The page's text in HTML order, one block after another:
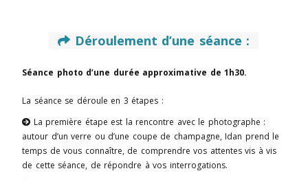
 Déroulement d’une séance :
Séance photo d’une durée approximative de 1h30.
La séance se déroule en 3 étapes :
 La première étape est la rencontre avec le photographe :
autour d’un verre ou d’une coupe de champagne, Idan prend le
temps de vous connaître, de comprendre vos attentes vis à vis
de cette séance, de répondre à vos interrogations.